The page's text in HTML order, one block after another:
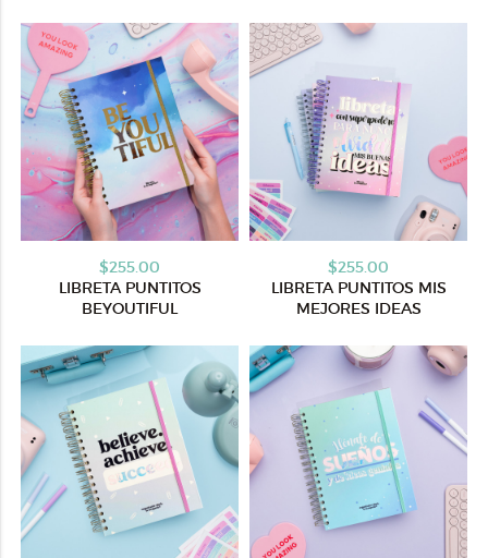
$255.00
LIBRETA PUNTITOS
BEYOUTIFUL
$255.00
LIBRETA PUNTITOS MIS
MEJORES IDEAS